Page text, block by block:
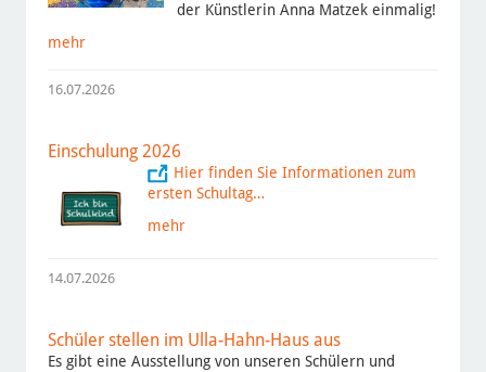
der Künstlerin Anna Matzek einmalig!
mehr
16.07.2026
Einschulung 2026
Hier finden Sie Informationen zum
ersten Schultag…
mehr
14.07.2026
Schüler stellen im Ulla-Hahn-Haus aus
Es gibt eine Ausstellung von unseren Schülern und